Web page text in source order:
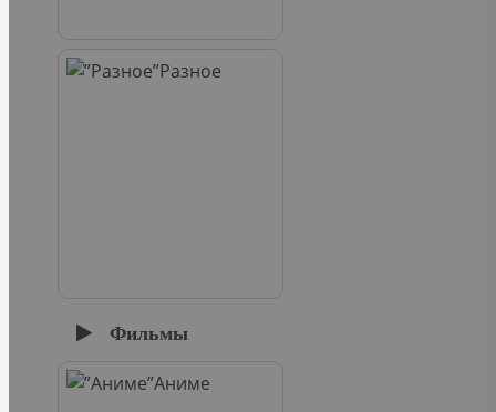
Разное
Фильмы
Аниме